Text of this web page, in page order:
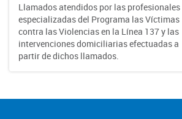
Llamados atendidos por las profesionales
especializadas del Programa las Víctimas
contra las Violencias en la Línea 137 y las
intervenciones domiciliarias efectuadas a
partir de dichos llamados.